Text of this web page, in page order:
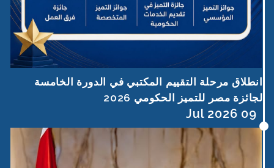
انطلاق مرحلة التقييم المكتبي في الدورة الخامسة
لجائزة مصر للتميز الحكومي 2026
09 Jul 2026